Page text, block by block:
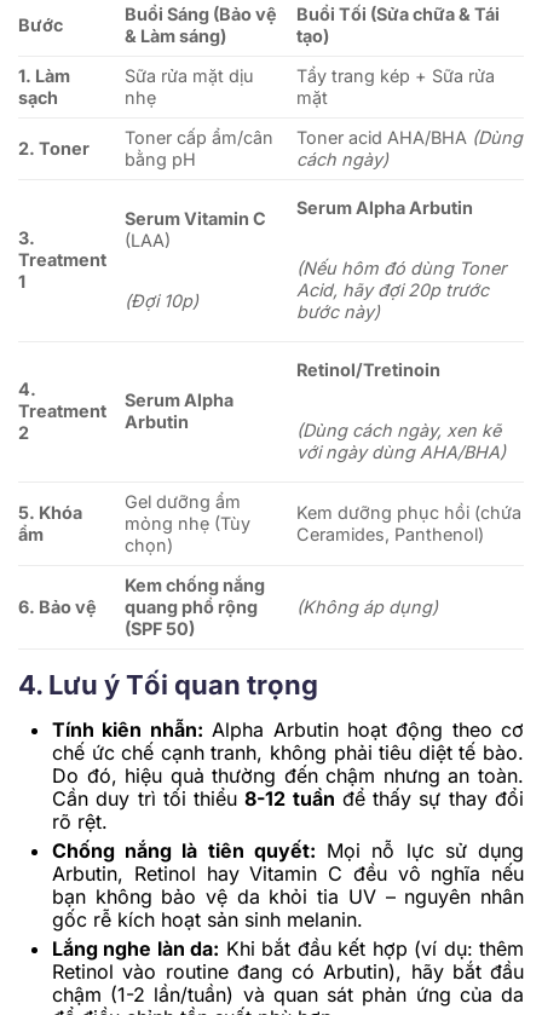
Bước
Buổi Sáng (Bảo vệ
& Làm sáng)
Buổi Tối (Sửa chữa & Tái
tạo)
1. Làm
sạch
Sữa rửa mặt dịu
nhẹ
Tẩy trang kép + Sữa rửa
mặt
2. Toner
Toner cấp ẩm/cân
bằng pH
Toner acid AHA/BHA (Dùng
cách ngày)
3.
Treatment
1
Serum Vitamin C
(LAA)
(Đợi 10p)
Serum Alpha Arbutin
(Nếu hôm đó dùng Toner
Acid, hãy đợi 20p trước
bước này)
4.
Treatment
2
Serum Alpha
Arbutin
Retinol/Tretinoin
(Dùng cách ngày, xen kẽ
với ngày dùng AHA/BHA)
5. Khóa
ẩm
Gel dưỡng ẩm
mỏng nhẹ (Tùy
chọn)
Kem dưỡng phục hồi (chứa
Ceramides, Panthenol)
6. Bảo vệ
Kem chống nắng
quang phổ rộng
(SPF 50)
(Không áp dụng)
4. Lưu ý Tối quan trọng
Tính kiên nhẫn: Alpha Arbutin hoạt động theo cơ
chế ức chế cạnh tranh, không phải tiêu diệt tế bào.
Do đó, hiệu quả thường đến chậm nhưng an toàn.
Cần duy trì tối thiểu8-12 tuần để thấy sự thay đổi
rõ rệt.
Chống nắng là tiên quyết: Mọi nỗ lực sử dụng
Arbutin, Retinol hay Vitamin C đều vô nghĩa nếu
bạn không bảo vệ da khỏi tia UV – nguyên nhân
gốc rễ kích hoạt sản sinh melanin.
Lắng nghe làn da: Khi bắt đầu kết hợp (ví dụ: thêm
Retinol vào routine đang có Arbutin), hãy bắt đầu
chậm (1-2 lần/tuần) và quan sát phản ứng của da